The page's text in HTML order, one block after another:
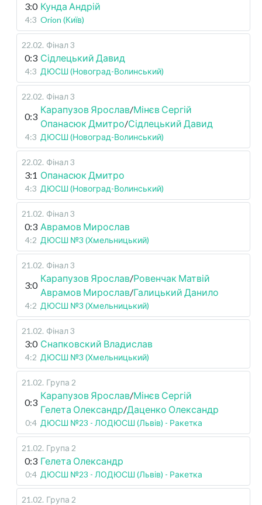
3:0 Кунда Андрій
4:3 Orion (Київ)
22.02. Фінал 3
0:3 Сідлецький Давид
4:3 ДЮСШ (Новоград-Волинський)
22.02. Фінал 3
0:3
Карапузов Ярослав/Мінєв Сергій
Опанасюк Дмитро/Сідлецький Давид
4:3 ДЮСШ (Новоград-Волинський)
22.02. Фінал 3
3:1 Опанасюк Дмитро
4:3 ДЮСШ (Новоград-Волинський)
21.02. Фінал 3
0:3 Аврамов Мирослав
4:2 ДЮСШ №3 (Хмельницький)
21.02. Фінал 3
3:0
Карапузов Ярослав/Ровенчак Матвій
Аврамов Мирослав/Галицький Данило
4:2 ДЮСШ №3 (Хмельницький)
21.02. Фінал 3
3:0 Снапковский Владислав
4:2 ДЮСШ №3 (Хмельницький)
21.02. Група 2
0:3
Карапузов Ярослав/Мінєв Сергій
Гелета Олександр/Даценко Олександр
0:4 ДЮСШ №23 - ЛОДЮСШ (Львів) - Ракетка
21.02. Група 2
0:3 Гелета Олександр
0:4 ДЮСШ №23 - ЛОДЮСШ (Львів) - Ракетка
21.02. Група 2